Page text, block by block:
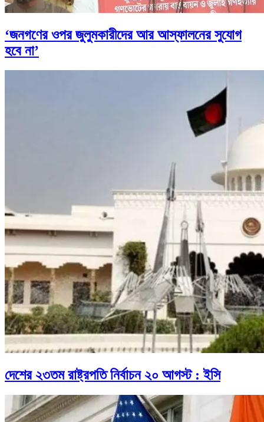
‘জনগণের ওপর জুলুমকারীদের আর আস্ফালনের সুযোগ
হবে না’
দেশের ২৩তম রাষ্ট্রপতি নির্বাচন ২০ আগস্ট : ইসি